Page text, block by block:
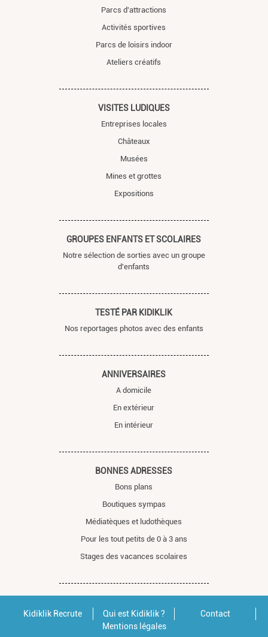
Parcs d'attractions
Activités sportives
Parcs de loisirs indoor
Ateliers créatifs
VISITES LUDIQUES
Entreprises locales
Châteaux
Musées
Mines et grottes
Expositions
GROUPES ENFANTS ET SCOLAIRES
Notre sélection de sorties avec un groupe
d'enfants
TESTÉ PAR KIDIKLIK
Nos reportages photos avec des enfants
ANNIVERSAIRES
A domicile
En extérieur
En intérieur
BONNES ADRESSES
Bons plans
Boutiques sympas
Médiatèques et ludothèques
Pour les tout petits de 0 à 3 ans
Stages des vacances scolaires
Kidiklik Recrute Qui est Kidiklik ?
Contact
Mentions légales